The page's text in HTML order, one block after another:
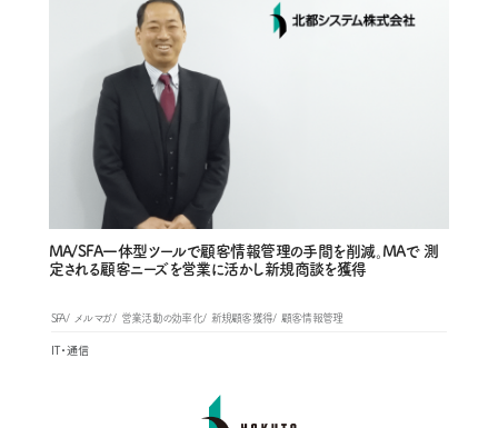
MA/SFA一体型ツールで顧客情報管理の手間を削減。MAで 測
定される顧客ニーズを営業に活かし新規商談を獲得
SFA メルマガ 営業活動の効率化 新規顧客獲得 顧客情報管理
IT・通信